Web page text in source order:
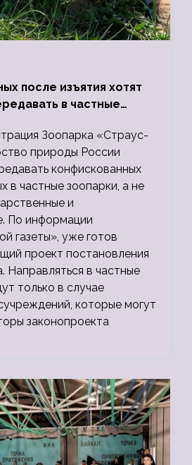
после изъятия хотят
в частные
Зоопарка «Страус-
природы России
конфискованных
в частные зоопарки, а не
и
По информации
газеты», уже готов
проект постановления
Направляться в частные
только в случае
которые могут
законопроекта